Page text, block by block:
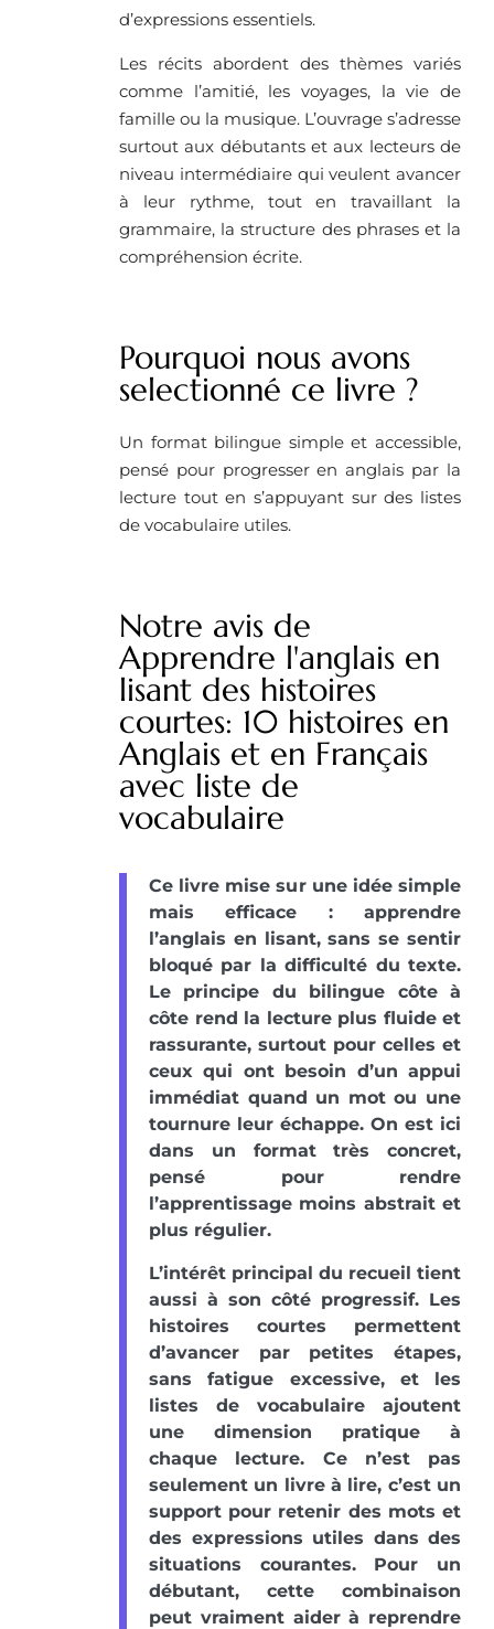
d’expressions essentiels.
Les récits abordent des thèmes variés
comme l’amitié, les voyages, la vie de
famille ou la musique. L’ouvrage s’adresse
surtout aux débutants et aux lecteurs de
niveau intermédiaire qui veulent avancer
à leur rythme, tout en travaillant la
grammaire, la structure des phrases et la
compréhension écrite.
Pourquoi nous avons
selectionné ce livre ?
Un format bilingue simple et accessible,
pensé pour progresser en anglais par la
lecture tout en s’appuyant sur des listes
de vocabulaire utiles.
Notre avis de
Apprendre l'anglais en
lisant des histoires
courtes: 10 histoires en
Anglais et en Français
avec liste de
vocabulaire
Ce livre mise sur une idée simple
mais efficace : apprendre
l’anglais en lisant, sans se sentir
bloqué par la difficulté du texte.
Le principe du bilingue côte à
côte rend la lecture plus fluide et
rassurante, surtout pour celles et
ceux qui ont besoin d’un appui
immédiat quand un mot ou une
tournure leur échappe. On est ici
dans un format très concret,
pensé pour rendre
l’apprentissage moins abstrait et
plus régulier.
L’intérêt principal du recueil tient
aussi à son côté progressif. Les
histoires courtes permettent
d’avancer par petites étapes,
sans fatigue excessive, et les
listes de vocabulaire ajoutent
une dimension pratique à
chaque lecture. Ce n’est pas
seulement un livre à lire, c’est un
support pour retenir des mots et
des expressions utiles dans des
situations courantes. Pour un
débutant, cette combinaison
peut vraiment aider à reprendre